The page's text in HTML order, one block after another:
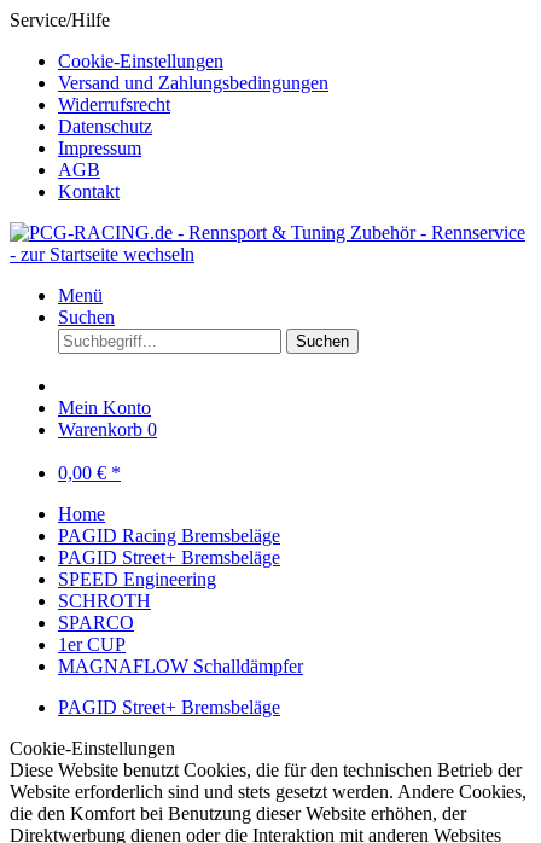
Service/Hilfe
Cookie-Einstellungen
Versand und Zahlungsbedingungen
Widerrufsrecht
Datenschutz
Impressum
AGB
Kontakt
Menü
Suchen
Suchen
Mein Konto
Warenkorb 0
0,00 € *
Home
PAGID Racing Bremsbeläge
PAGID Street+ Bremsbeläge
SPEED Engineering
SCHROTH
SPARCO
1er CUP
MAGNAFLOW Schalldämpfer
PAGID Street+ Bremsbeläge
Cookie-Einstellungen
Diese Website benutzt Cookies, die für den technischen Betrieb der
Website erforderlich sind und stets gesetzt werden. Andere Cookies,
die den Komfort bei Benutzung dieser Website erhöhen, der
Direktwerbung dienen oder die Interaktion mit anderen Websites